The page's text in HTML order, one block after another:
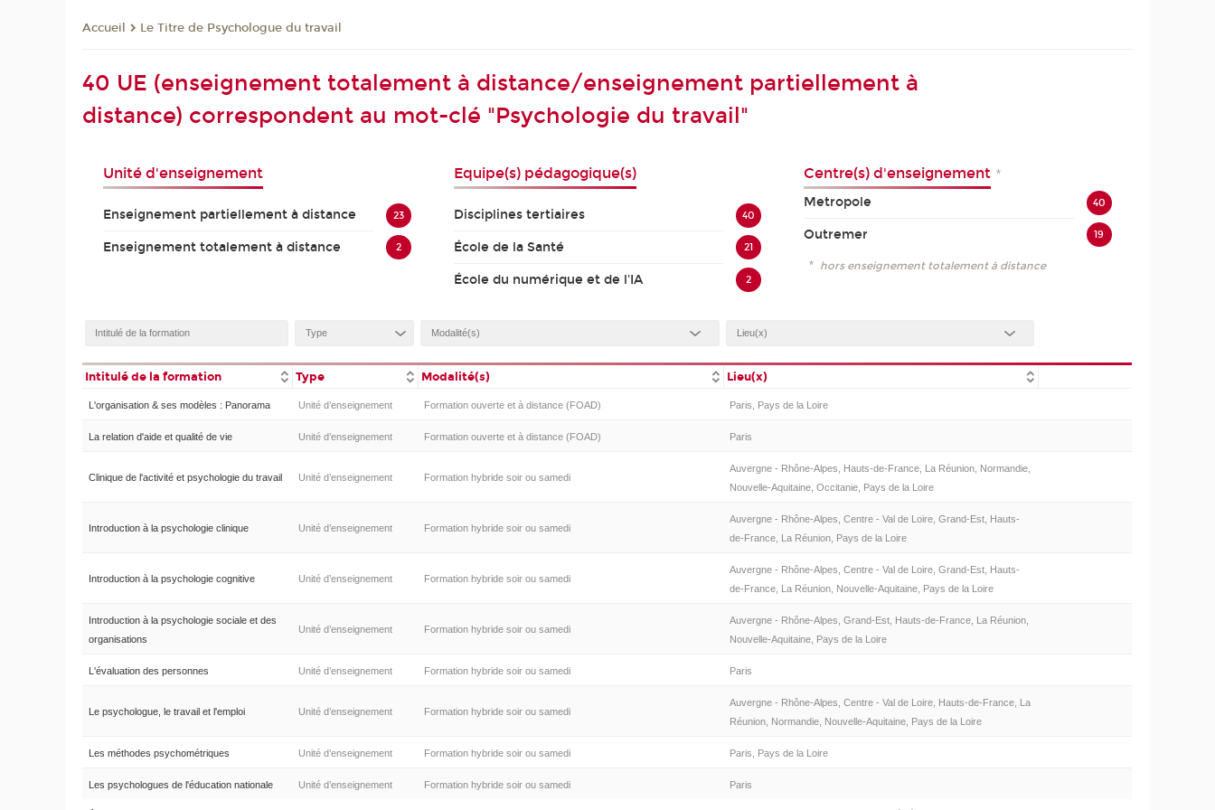
Accueil Le Titre de Psychologue du travail
40 UE (enseignement totalement à distance/enseignement partiellement à
distance) correspondent au mot-clé "Psychologie du travail"
Unité d'enseignement
Enseignement partiellement à distance 23
Enseignement totalement à distance 2
Equipe(s) pédagogique(s)
Disciplines tertiaires 40
École de la Santé 21
École du numérique et de l'IA 2
Centre(s) d'enseignement *
Metropole 40
Outremer 19
* hors enseignement totalement à distance
Intitulé de la formation Type Modalité(s) Lieu(x)
L'organisation & ses modèles : Panorama Unité d’enseignement Formation ouverte et à distance (FOAD) Paris, Pays de la Loire
La relation d'aide et qualité de vie Unité d’enseignement Formation ouverte et à distance (FOAD) Paris
Clinique de l'activité et psychologie du travail Unité d’enseignement Formation hybride soir ou samedi
Auvergne - Rhône-Alpes, Hauts-de-France, La Réunion, Normandie,
Nouvelle-Aquitaine, Occitanie, Pays de la Loire
Introduction à la psychologie clinique Unité d’enseignement Formation hybride soir ou samedi
Auvergne - Rhône-Alpes, Centre - Val de Loire, Grand-Est, Hauts-
de-France, La Réunion, Pays de la Loire
Introduction à la psychologie cognitive Unité d’enseignement Formation hybride soir ou samedi
Auvergne - Rhône-Alpes, Centre - Val de Loire, Grand-Est, Hauts-
de-France, La Réunion, Nouvelle-Aquitaine, Pays de la Loire
Introduction à la psychologie sociale et des
organisations
Unité d’enseignement Formation hybride soir ou samedi
Auvergne - Rhône-Alpes, Grand-Est, Hauts-de-France, La Réunion,
Nouvelle-Aquitaine, Pays de la Loire
L'évaluation des personnes Unité d’enseignement Formation hybride soir ou samedi Paris
Le psychologue, le travail et l'emploi Unité d’enseignement Formation hybride soir ou samedi
Auvergne - Rhône-Alpes, Centre - Val de Loire, Hauts-de-France, La
Réunion, Normandie, Nouvelle-Aquitaine, Pays de la Loire
Les méthodes psychométriques Unité d’enseignement Formation hybride soir ou samedi Paris, Pays de la Loire
Les psychologues de l'éducation nationale Unité d’enseignement Formation hybride soir ou samedi Paris